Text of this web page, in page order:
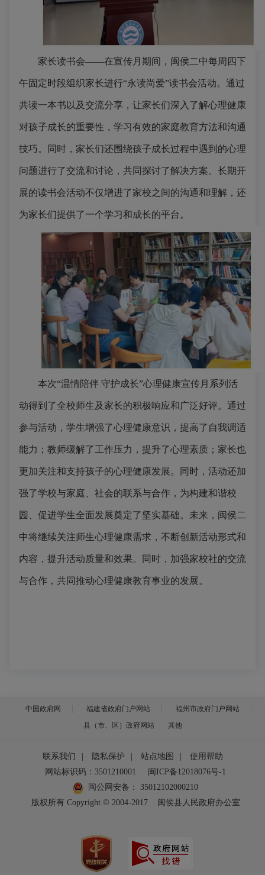
家长读书会——在宣传月期间， 闽侯二中每周四下
午固定时段组织家长进行“永读尚爱”读书会活动。通过
共读一本书以及交流分享，让家长们深入了解心理健康
对孩子成长的重要性，学习有效的家庭教育方法和沟通
技巧。同时，家长们还围绕孩子成长过程中遇到的心理
问题进行了交流和讨论，共同探讨了解决方案。长期开
展的读书会活动不仅增进了家校之间的沟通和理解，还
为家长们提供了一个学习和成长的平台。
本次“温情陪伴 守护成长”心理健康宣传月系列活
动得到了全校师生及家长的积极响应和广泛好评。通过
参与活动，学生增强了心理健康意识，提高了自我调适
能力；教师缓解了工作压力，提升了心理素质 ；家长也
更加关注和支持孩子的心理健康发展。同时，活动还加
强了学校与家庭、社会的联系与合作，为构建和谐校
园、促进学生全面发展奠定了坚实基础。未来， 闽侯二
中将继续关注师生心理健康需求，不断创新活动形式和
内容，提升活动质量和效果。同时，加强家校社的交流
与合作，共同推动心理健康教育事业的发展。
中国政府网 福建省政府门户网站
福州市政府门户网站
县（市、区）政府网站
其他
联系我们 隐私保护 站点地图
使用帮助
网站标识码：3501210001
闽ICP备12018076号-1
闽公网安备：
35012102000210
版权所有 Copyright © 2004-2017
闽侯县人民政府办公室